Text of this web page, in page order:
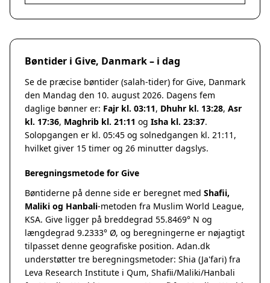
Bøntider i Give, Danmark – i dag
Se de præcise bøntider (salah-tider) for Give, Danmark
den Mandag den 10. august 2026. Dagens fem
daglige bønner er: Fajr kl. 03:11, Dhuhr kl. 13:28, Asr
kl. 17:36, Maghrib kl. 21:11 og Isha kl. 23:37.
Solopgangen er kl. 05:45 og solnedgangen kl. 21:11,
hvilket giver 15 timer og 26 minutter dagslys.
Beregningsmetode for Give
Bøntiderne på denne side er beregnet med Shafii,
Maliki og Hanbali-metoden fra Muslim World League,
KSA. Give ligger på breddegrad 55.8469° N og
længdegrad 9.2333° Ø, og beregningerne er nøjagtigt
tilpasset denne geografiske position. Adan.dk
understøtter tre beregningsmetoder: Shia (Ja'fari) fra
Leva Research Institute i Qum, Shafii/Maliki/Hanbali